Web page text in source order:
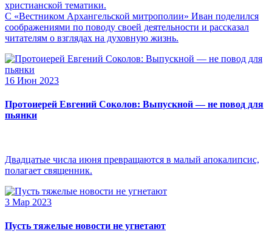
христианской тематики.
С «Вестником Архангельской митрополии» Иван поделился
соображениями по поводу своей деятельности и рассказал
читателям о взглядах на духовную жизнь.
16 Июн 2023
Протоиерей Евгений Соколов: Выпускной — не повод для
пьянки
Двадцатые числа июня превращаются в малый апокалипсис,
полагает священник.
3 Мар 2023
Пусть тяжелые новости не угнетают